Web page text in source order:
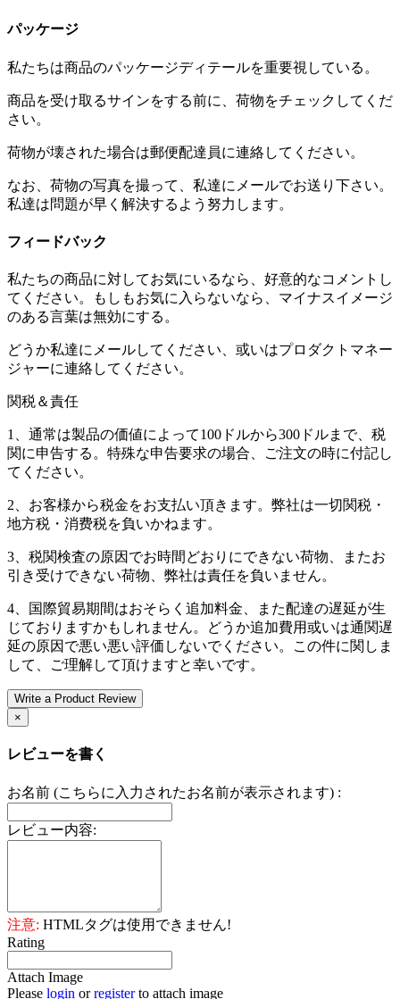
パッケージ
私たちは商品のパッケージディテールを重要視している。
商品を受け取るサインをする前に、荷物をチェックしてくだ
さい。
荷物が壊された場合は郵便配達員に連絡してください。
なお、荷物の写真を撮って、私達にメールでお送り下さい。
私達は問題が早く解決するよう努力します。
フィードバック
私たちの商品に対してお気にいるなら、好意的なコメントし
てください。もしもお気に入らないなら、マイナスイメージ
のある言葉は無効にする。
どうか私達にメールしてください、或いはプロダクトマネー
ジャーに連絡してください。
関税＆責任
1、通常は製品の価値によって100ドルから300ドルまで、税
関に申告する。特殊な申告要求の場合、ご注文の時に付記し
てください。
2、お客様から税金をお支払い頂きます。弊社は一切関税・
地方税・消费税を負いかねます。
3、税関検査の原因でお時間どおりにできない荷物、またお
引き受けできない荷物、弊社は責任を負いません。
4、国際貿易期間はおそらく追加料金、また配達の遅延が生
じておりますかもしれません。どうか追加費用或いは通関遅
延の原因で悪い悪い評価しないでください。この件に関しま
して、ご理解して頂けますと幸いです。
Write a Product Review
×
レビューを書く
お名前 (こちらに入力されたお名前が表示されます) :
レビュー内容:
注意: HTMLタグは使用できません!
Rating
Attach Image
Please login orregisterto attach image